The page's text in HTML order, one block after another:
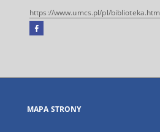
https://www.umcs.pl/pl/biblioteka.htm
Facebook
się
karcie
MAPA STRONY